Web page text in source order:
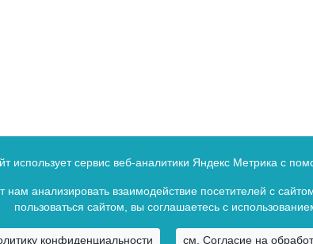
использует сервис веб-аналитики Яндекс Метрика с
нам анализировать взаимодействие посетителей с
пользоваться сайтом, вы соглашаетесь с
конфиденциальности см. Согласие на
зарегистрировано в Федеральной службе